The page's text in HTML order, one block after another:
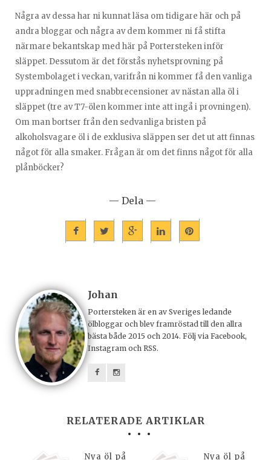
Några av dessa har ni kunnat läsa om tidigare här och på
andra bloggar och några av dem kommer ni få stifta
närmare bekantskap med här på Portersteken inför
släppet. Dessutom är det förstås nyhetsprovning på
Systembolaget i veckan, varifrån ni kommer få den vanliga
uppradningen med snabbrecensioner av nästan alla öl i
släppet (tre av T7-ölen kommer inte att ingå i provningen).
Om man bortser från den sedvanliga bristen på
alkoholsvagare öl i de exklusiva släppen ser det ut att finnas
något för alla smaker. Frågan är om det finns något för alla
plånböcker?
— Dela —
Johan
Portersteken är en av Sveriges ledande
ölbloggar och blev framröstad till den allra
bästa både 2015 och 2014. Följ via Facebook,
Instagram och RSS.
RELATERADE ARTIKLAR
Nya öl på Nya öl på